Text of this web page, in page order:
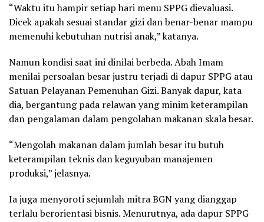
“Waktu itu hampir setiap hari menu SPPG dievaluasi.
Dicek apakah sesuai standar gizi dan benar-benar mampu
memenuhi kebutuhan nutrisi anak,” katanya.
Namun kondisi saat ini dinilai berbeda. Abah Imam
menilai persoalan besar justru terjadi di dapur SPPG atau
Satuan Pelayanan Pemenuhan Gizi. Banyak dapur, kata
dia, bergantung pada relawan yang minim keterampilan
dan pengalaman dalam pengolahan makanan skala besar.
“Mengolah makanan dalam jumlah besar itu butuh
keterampilan teknis dan keguyuban manajemen
produksi,” jelasnya.
Ia juga menyoroti sejumlah mitra BGN yang dianggap
terlalu berorientasi bisnis. Menurutnya, ada dapur SPPG